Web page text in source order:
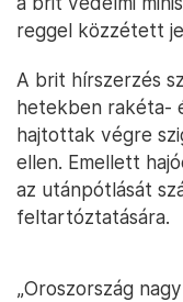
reggel közzétett
A brit hírszerzés
hetekben rakéta-
hajtottak végre
ellen. Emellett
az utánpótlását
feltartóztatására.
„Oroszország